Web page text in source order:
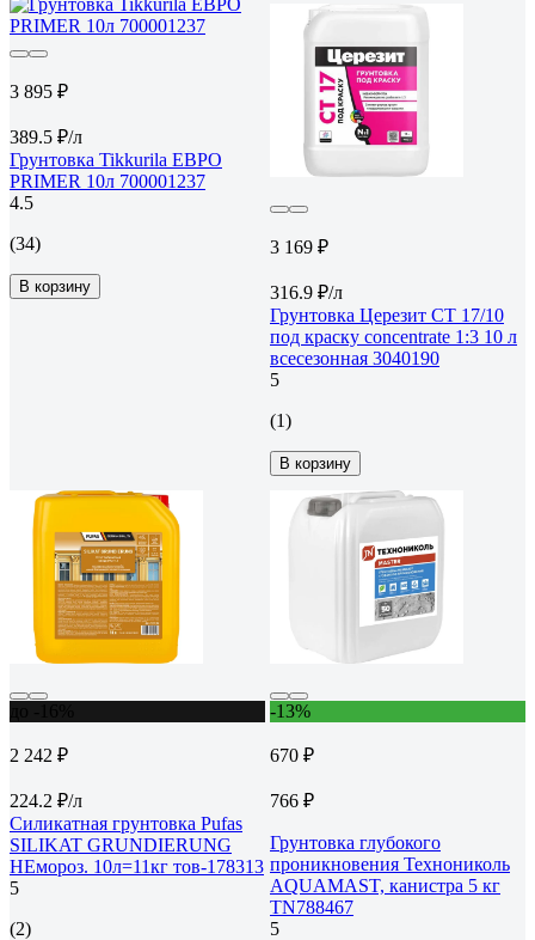
3 895 ₽
389.5 ₽/л
Грунтовка Tikkurila ЕВРО
PRIMER 10л 700001237
4.5
(34)
В корзину
3 169 ₽
316.9 ₽/л
Грунтовка Церезит CT 17/10
под краску concentrate 1:3 10 л
всесезонная 3040190
5
(1)
В корзину
2 242 ₽
224.2 ₽/л
Силикатная грунтовка Pufas
SILIKAT GRUNDIERUNG
НЕмороз. 10л=11кг тов-178313
5
(2)
-13%
670 ₽
766 ₽
Грунтовка глубокого
проникновения Технониколь
AQUAMAST, канистра 5 кг
TN788467
5